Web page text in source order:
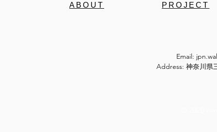
ABOUT PROJECT
Email:
Address: 神奈川県